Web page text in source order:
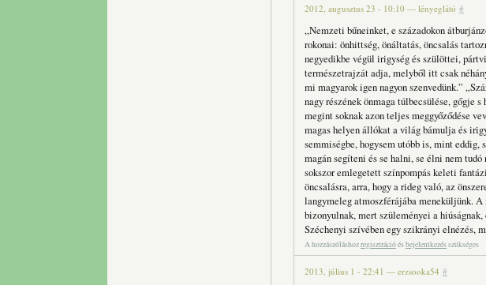
2012, augusztus 23 - 10:10 — lényeglátó #
„Nemzeti bűneinket, e századokon
rokonai: önhittség, önáltatás, öncsalás
negyedikbe végül irigység és szülöttei,
természetrajzát adja, melyből itt csak
mi magyarok igen nagyon szenvedünk.”
nagy részének önmaga túlbecsülése, gőgje
megint soknak azon teljes meggyőződése
magas helyen állókat a világ bámulja és
semmiségbe, hogysem utóbb is, mint
magán segíteni és se halni, se élni nem
sokszor emlegetett színpompás keleti
öncsalásra, arra, hogy a rideg való, az
langymeleg atmoszférájába meneküljünk.
bizonyulnak, mert szüleményei a
Széchenyi szívében egy szikrányi elnézés,
A hozzászóláshozregisztrációésbejelentkezésszükséges
2013, július 1 - 22:41 — erzsooka54 #